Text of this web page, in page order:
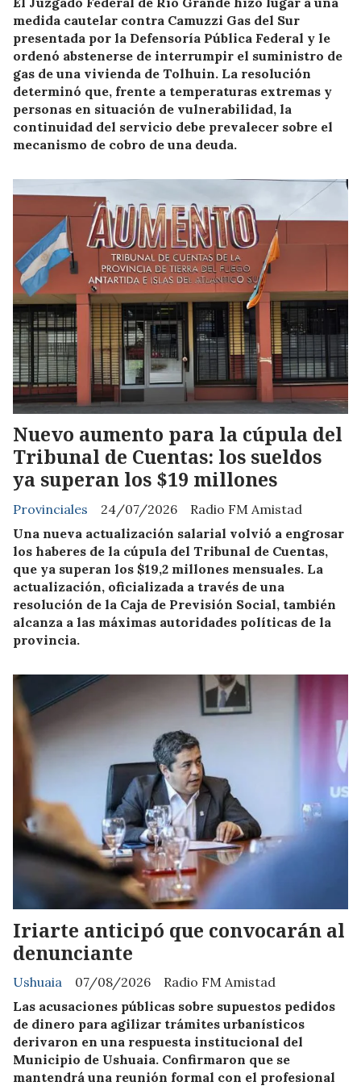
medida cautelar contra Camuzzi Gas del Sur
presentada por la Defensoría Pública Federal y le
ordenó abstenerse de interrumpir el suministro de
gas de una vivienda de Tolhuin. La resolución
determinó que, frente a temperaturas extremas y
personas en situación de vulnerabilidad, la
continuidad del servicio debe prevalecer sobre el
mecanismo de cobro de una deuda.
Nuevo aumento para la cúpula del
Tribunal de Cuentas: los sueldos
ya superan los $19 millones
Radio FM Amistad
Provinciales
24/07/2026
Una nueva actualización salarial volvió a engrosar
los haberes de la cúpula del Tribunal de Cuentas,
que ya superan los $19,2 millones mensuales. La
actualización, oficializada a través de una
resolución de la Caja de Previsión Social, también
alcanza a las máximas autoridades políticas de la
provincia.
Iriarte anticipó que convocarán al
denunciante
Radio FM Amistad
Ushuaia
07/08/2026
Las acusaciones públicas sobre supuestos pedidos
de dinero para agilizar trámites urbanísticos
derivaron en una respuesta institucional del
Municipio de Ushuaia. Confirmaron que se
mantendrá una reunión formal con el profesional